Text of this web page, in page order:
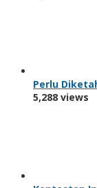
Perlu
5,288 views